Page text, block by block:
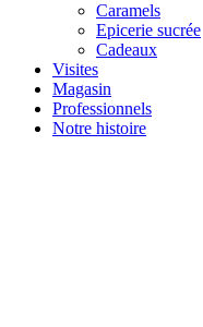
Caramels
Epicerie sucrée
Cadeaux
Visites
Magasin
Professionnels
Notre histoire